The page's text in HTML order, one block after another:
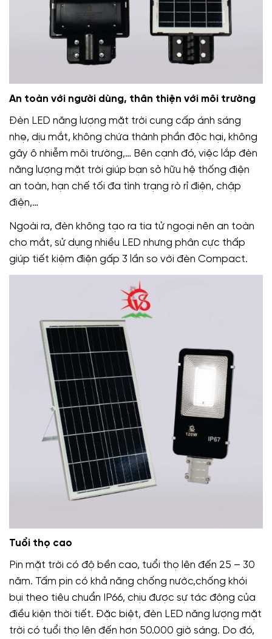
An toàn với người dùng, thân thiện với môi trường
Đèn LED năng lượng mặt trời cung cấp ánh sáng
nhẹ, dịu mắt, không chứa thành phần độc hại, không
gây ô nhiễm môi trường,… Bên cạnh đó, việc lắp đèn
năng lượng mặt trời giúp bạn sở hữu hệ thống điện
an toàn, hạn chế tối đa tình trạng rò rỉ điện, chập
điện,…
Ngoài ra, đèn không tạo ra tia tử ngoại nên an toàn
cho mắt, sử dụng nhiều LED nhưng phân cực thấp
giúp tiết kiệm điện gấp 3 lần so với đèn Compact.
Tuổi thọ cao
Pin mặt trời có độ bền cao, tuổi thọ lên đến 25 – 30
năm. Tấm pin có khả năng chống nước,chống khói
bụi theo tiêu chuẩn IP66, chịu được sự tác động của
điều kiện thời tiết. Đặc biệt, đèn LED năng lượng mặt
trời có tuổi thọ lên đến hơn 50.000 giờ sáng. Do đó,